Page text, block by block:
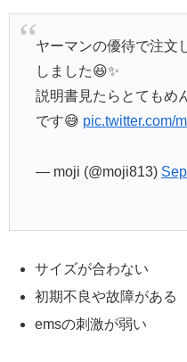
ヤーマンの優待で注
しました😆✨
説明書見たらとてもめ
です😅 pic.twitter.com/
— moji (@moji813)
サイズが合わない
初期不良や故障がある
emsの刺激が弱い